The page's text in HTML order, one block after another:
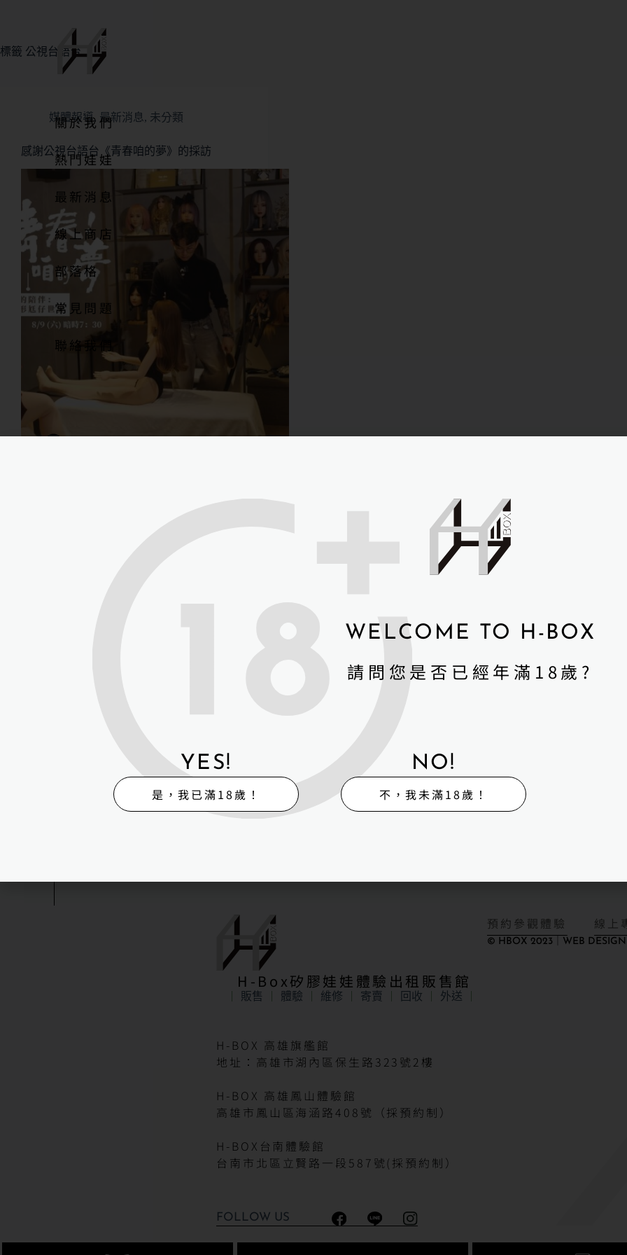
關於我們
熱門娃娃
最新消息
線上商店
部落格
常見問題
聯絡我們
標籤 公視台語台
媒體報導, 最新消息, 未分類
感謝公視台語台《青春咱的夢》的採訪
H-Box矽膠娃娃體驗出租販售館
販
售
驗
修
賣
收
送
H-BOX 高雄旗艦館
地址：高雄市湖內區保生路323號2樓
H-BOX 高雄鳳山體驗館
高雄市鳳山區海涵路408號（採預約制）
H-BOX台南體驗館
台南市北區立賢路一段587號(採預約制）
H-Box矽膠娃娃體驗出租販售館
販售 體驗 維修 寄賣 回收 外送
H-BOX 高雄旗艦館
地址：高雄市湖內區保生路323號2樓
H-BOX 高雄鳳山體驗館
高雄市鳳山區海涵路408號（採預約制）
H-BOX台南體驗館
台南市北區立賢路一段587號(採預約制）
FOLLOW US
預約參觀體驗 線上
© HBOX 2023｜WEB DESIGN
WELCOME TO H-BOX
請問您是否已經年滿18歲?
YES!
是，我已滿18歲！
NO!
不，我未滿18歲！